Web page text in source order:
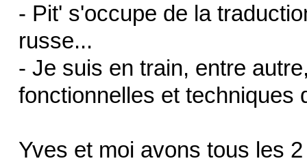
- Pit' s'occupe de la
russe...
- Je suis en train, entre
fonctionnelles et techniques
Yves et moi avons tous les